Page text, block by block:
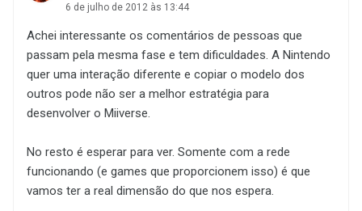
6 de julho de 2012 às 13:44
Achei interessante os comentários de pessoas que
passam pela mesma fase e tem dificuldades. A Nintendo
quer uma interação diferente e copiar o modelo dos
outros pode não ser a melhor estratégia para
desenvolver o Miiverse.
No resto é esperar para ver. Somente com a rede
funcionando (e games que proporcionem isso) é que
vamos ter a real dimensão do que nos espera.